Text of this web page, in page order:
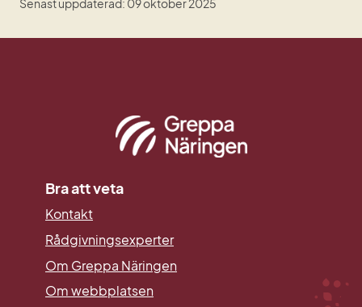
Senast uppdaterad: 09 oktober 2025
Bra att veta
Kontakt
Rådgivningsexperter
Om Greppa Näringen
Om webbplatsen